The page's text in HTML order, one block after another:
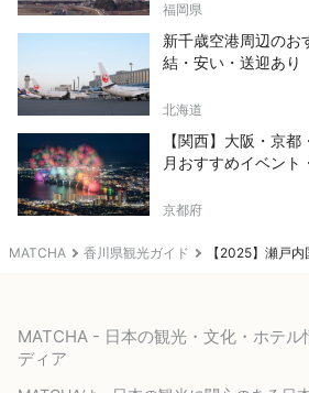
MATCHA 香川県観光ガイド 【2025】瀬戸
福岡県
新千歳空港周辺のお
結・安い・送迎あり
北海道
【関西】大阪・京
月おすすめイベント
京都府
MATCHA - 日本の観光・文化・ホテル
ディア